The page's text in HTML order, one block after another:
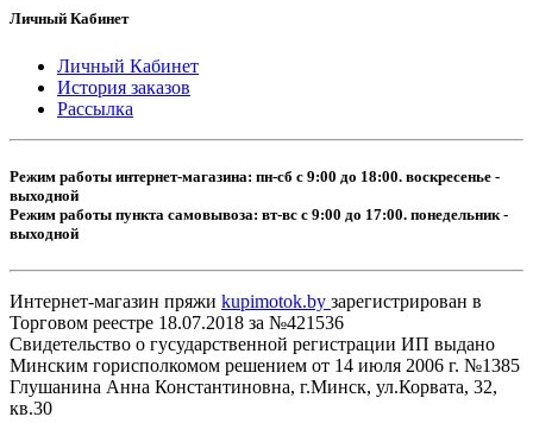
Личный Кабинет
Личный Кабинет
История заказов
Рассылка
Режим работы интернет-магазина: пн-сб с 9:00 до 18:00. воскресенье -
выходной
Режим работы пункта самовывоза: вт-вс с 9:00 до 17:00. понедельник -
выходной
Интернет-магазин пряжи kupimotok.by зарегистрирован в
Торговом реестре 18.07.2018 за №421536
Свидетельство о гусударственной регистрации ИП выдано
Минским горисполкомом решением от 14 июля 2006 г. №1385
Глушанина Анна Константиновна, г.Минск, ул.Корвата, 32,
кв.30